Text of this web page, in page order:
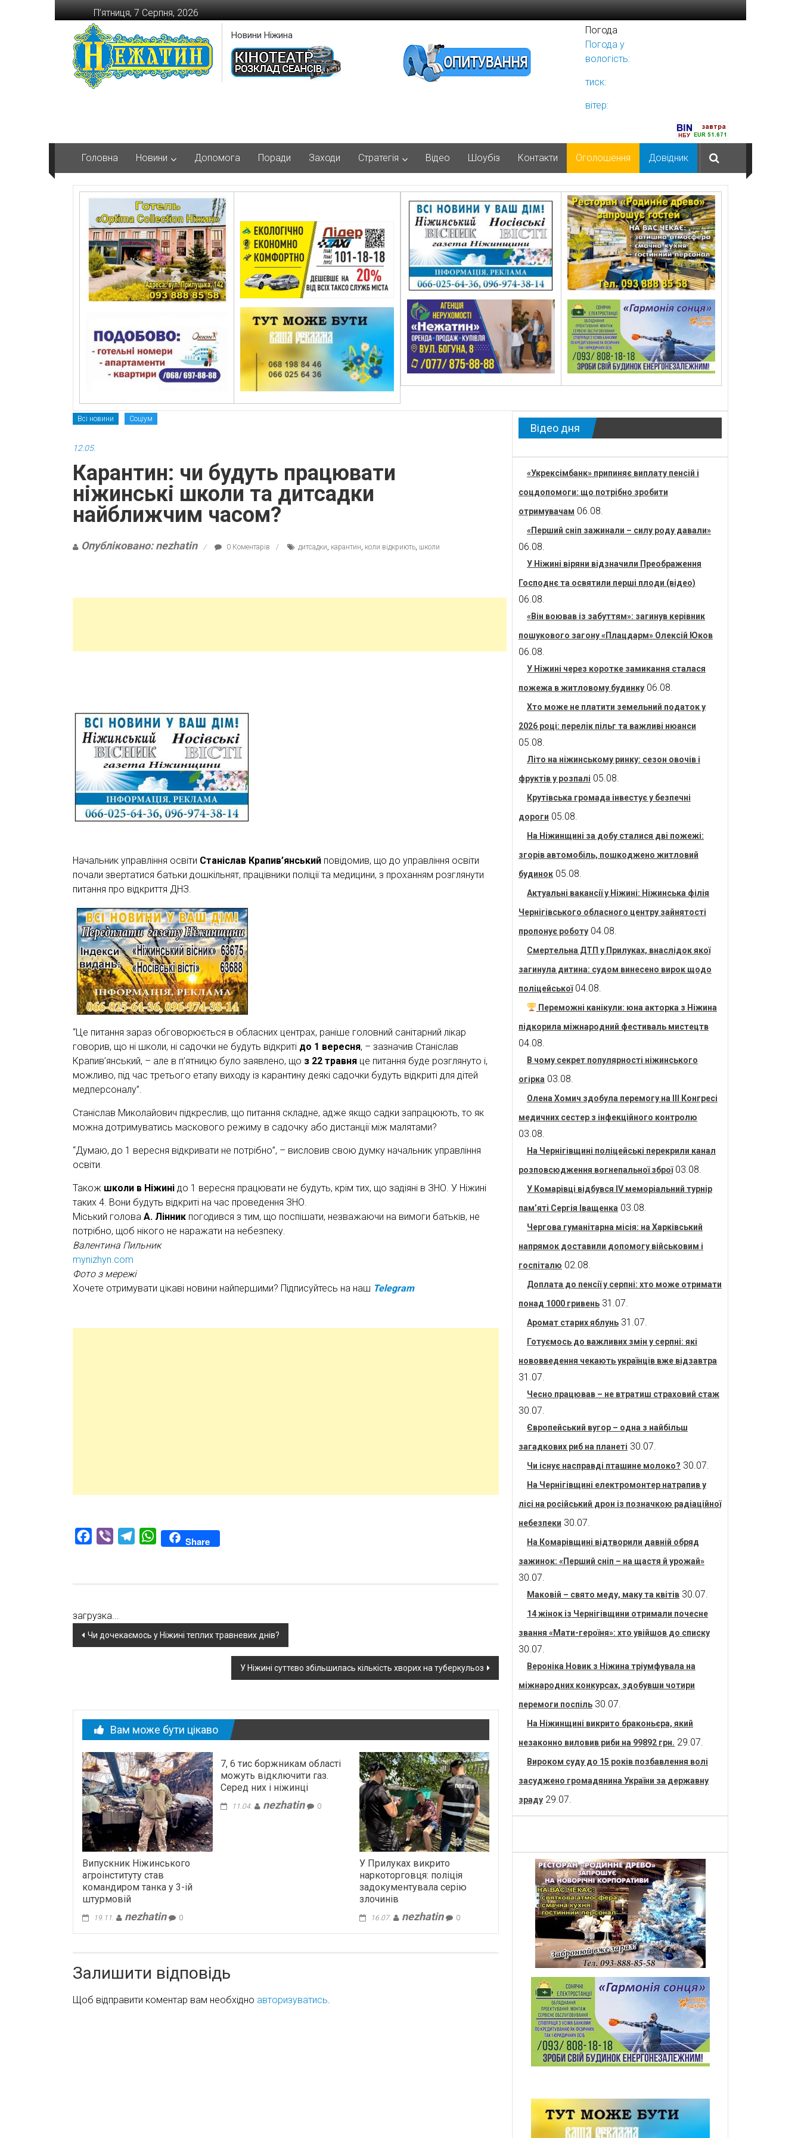
Перейти
до
вмісту
П’ятниця, 7 Серпня, 2026
Новини Ніжина
Погода
Погода у
вологість:
тиск:
вітер:
Головна Новини Допомога Поради Заходи Стратегія Відео Шоубіз Контакти Оголошення Довідник
Всі новини Соціум
12.05.
Карантин: чи будуть працювати
ніжинські школи та дитсадки
найближчим часом?
Опубліковано: nezhatin 0 Коментарів дитсадки карантин коли відкриють школи
Начальник управління освіти Станіслав Крапив’янський повідомив, що до управління освіти
почали звертатися батьки дошкільнят, працівники поліції та медицини, з проханням розглянути
питання про відкриття ДНЗ.
“Це питання зараз обговорюється в обласних центрах, раніше головний санітарний лікар
говорив, що ні школи, ні садочки не будуть відкриті до 1 вересня, – зазначив Станіслав
Крапив’янський, – але в п’ятницю було заявлено, що з 22 травня це питання буде розглянуто і,
можливо, під час третього етапу виходу із карантину деякі садочки будуть відкриті для дітей
медперсоналу”.
Станіслав Миколайович підкреслив, що питання складне, адже якщо садки запрацюють, то як
можна дотримуватись маскового режиму в садочку або дистанції між малятами?
“Думаю, до 1 вересня відкривати не потрібно”, – висловив свою думку начальник управління
освіти.
Також школи в Ніжині до 1 вересня працювати не будуть, крім тих, що задіяні в ЗНО. У Ніжині
таких 4. Вони будуть відкриті на час проведення ЗНО.
Міський голова А. Лінник погодився з тим, що поспішати, незважаючи на вимоги батьків, не
потрібно, щоб нікого не наражати на небезпеку.
Валентина Пильник
mynizhyn.com
Фото з мережі
Хочете отримувати цікаві новини найпершими? Підписуйтесь на наш Telegram
Facebook
Viber TelegramWhatsAppShare
загрузка...
Навігація
Чи дочекаємось у Ніжині теплих травневих днів?
У Ніжині суттєво збільшилась кількість хворих на туберкульоз
Вам може бути цікаво
Випускник Ніжинського
агроінституту став
командиром танка у 3-ій
штурмовій
19.11. nezhatin 0
7, 6 тис боржникам області
можуть відключити газ.
Серед них і ніжинці
11.04. nezhatin 0
У Прилуках викрито
наркоторговця: поліція
задокументувала серію
злочинів
16.07. nezhatin 0
Залишити відповідь
Щоб відправити коментар вам необхідно авторизуватись.
Відео дня
«Укрексімбанк» припиняє виплату пенсій і
соцдопомоги: що потрібно зробити
отримувачам 06.08.
«Перший сніп зажинали – силу роду давали»
06.08.
У Ніжині віряни відзначили Преображення
Господнє та освятили перші плоди (відео)
06.08.
«Він воював із забуттям»: загинув керівник
пошукового загону «Плацдарм» Олексій Юков
06.08.
У Ніжині через коротке замикання сталася
пожежа в житловому будинку 06.08.
Хто може не платити земельний податок у
2026 році: перелік пільг та важливі нюанси
05.08.
Літо на ніжинському ринку: сезон овочів і
фруктів у розпалі 05.08.
Крутівська громада інвестує у безпечні
дороги 05.08.
На Ніжинщині за добу сталися дві пожежі:
згорів автомобіль, пошкоджено житловий
будинок 05.08.
Актуальні вакансії у Ніжині: Ніжинська філія
Чернігівського обласного центру зайнятості
пропонує роботу 04.08.
Смертельна ДТП у Прилуках, внаслідок якої
загинула дитина: судом винесено вирок щодо
поліцейської 04.08.
Переможні канікули: юна акторка з Ніжина
підкорила міжнародний фестиваль мистецтв
04.08.
В чому секрет популярності ніжинського
огірка 03.08.
Олена Хомич здобула перемогу на ІІІ Конгресі
медичних сестер з інфекційного контролю
03.08.
На Чернігівщині поліцейські перекрили канал
розповсюдження вогнепальної зброї 03.08.
У Комарівці відбувся IV меморіальний турнір
пам’яті Сергія Іващенка 03.08.
Чергова гуманітарна місія: на Харківський
напрямок доставили допомогу військовим і
госпіталю 02.08.
Доплата до пенсії у серпні: хто може отримати
понад 1000 гривень 31.07.
Аромат старих яблунь 31.07.
Готуємось до важливих змін у серпні: які
нововведення чекають українців вже відзавтра
31.07.
Чесно працював – не втратиш страховий стаж
30.07.
Європейський вугор – одна з найбільш
загадкових риб на планеті 30.07.
Чи існує насправді пташине молоко? 30.07.
На Чернігівщині електромонтер натрапив у
лісі на російський дрон із позначкою радіаційної
небезпеки 30.07.
На Комарівщині відтворили давній обряд
зажинок: «Перший сніп – на щастя й урожай»
30.07.
Маковій – свято меду, маку та квітів 30.07.
14 жінок із Чернігівщини отримали почесне
звання «Мати-героїня»: хто увійшов до списку
30.07.
Вероніка Новик з Ніжина тріумфувала на
міжнародних конкурсах, здобувши чотири
перемоги поспіль 30.07.
На Ніжинщині викрито браконьєра, який
незаконно виловив риби на 99892 грн. 29.07.
Вироком суду до 15 років позбавлення волі
засуджено громадянина України за державну
зраду 29.07.